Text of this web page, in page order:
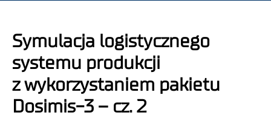
Symulacja logistycznego
systemu produkcji
z wykorzystaniem pakietu
Dosimis-3 – cz. 2